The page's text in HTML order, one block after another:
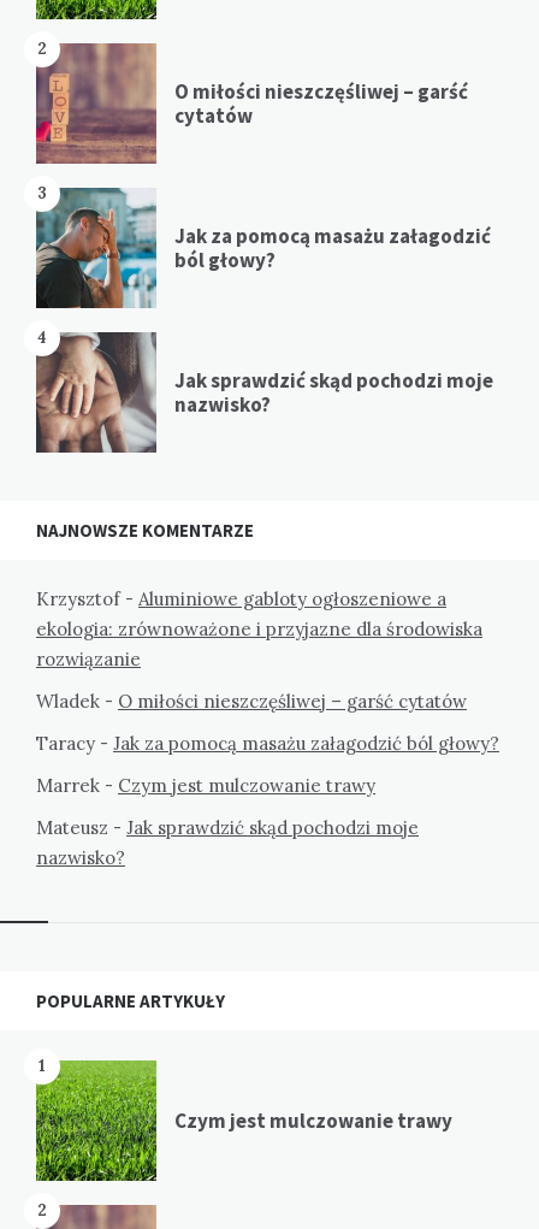
2
O miłości nieszczęśliwej – garść
cytatów
3
Jak za pomocą masażu załagodzić
ból głowy?
4
Jak sprawdzić skąd pochodzi moje
nazwisko?
NAJNOWSZE KOMENTARZE
Krzysztof- Aluminiowe gabloty ogłoszeniowe a
ekologia: zrównoważone i przyjazne dla środowiska
rozwiązanie
Wladek - O miłości nieszczęśliwej – garść cytatów
Taracy - Jak za pomocą masażu załagodzić ból głowy?
Marrek - Czym jest mulczowanie trawy
Mateusz - Jak sprawdzić skąd pochodzi moje
nazwisko?
Widgets
POPULARNE ARTYKUŁY
1
Czym jest mulczowanie trawy
2